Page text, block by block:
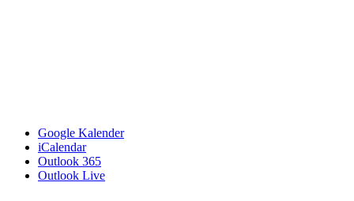
Google Kalender
iCalendar
Outlook 365
Outlook Live